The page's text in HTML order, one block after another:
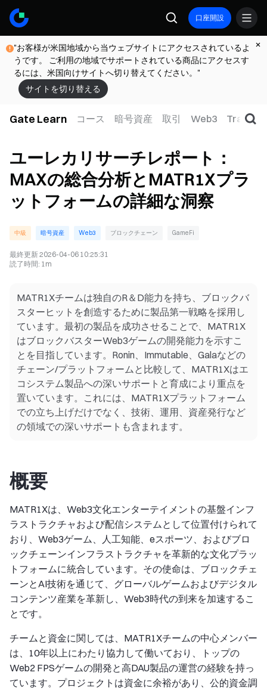
口座開設
"お客様が米国地域から当ウェブサイトにアクセスされているよ
うです。 ご利用の地域でサポートされている商品にアクセスす
るには、米国向けサイトへ切り替えてください。"
サイトを切り替える
Gate Learn コース 暗号資産 取引 Web3 TradFi
ユーレカリサーチレポート：
MAXの総合分析とMATR1Xプラ
ットフォームの詳細な洞察
中級 暗号資産 Web3 ブロックチェーン GameFi
最終更新2026-04-06 10:25:31
読了時間: 1m
MATR1Xチームは独自のR＆D能力を持ち、ブロックバ
スターヒットを創造するために製品第一戦略を採用し
ています。最初の製品を成功させることで、MATR1X
はブロックバスターWeb3ゲームの開発能力を示すこ
とを目指しています。Ronin、Immutable、Galaなどの
チェーン/プラットフォームと比較して、MATR1Xはエ
コシステム製品への深いサポートと育成により重点を
置いています。これには、MATR1Xプラットフォーム
での立ち上げだけでなく、技術、運用、資産発行など
の領域での深いサポートも含まれます。
概要
MATR1Xは、Web3文化エンターテイメントの基盤インフ
ラストラクチャおよび配信システムとして位置付けられて
おり、Web3ゲーム、人工知能、eスポーツ、およびブロ
ックチェーンインフラストラクチャを革新的な文化プラッ
トフォームに統合しています。その使命は、ブロックチェ
ーンとAI技術を通じて、グローバルゲームおよびデジタル
コンテンツ産業を革新し、Web3時代の到来を加速するこ
とです。
チームと資金に関しては、MATR1Xチームの中心メンバー
は、10年以上にわたり協力して働いており、トップの
Web2 FPSゲームの開発と高DAU製品の運営の経験を持っ
ています。プロジェクトは資金に余裕があり、公的資金調